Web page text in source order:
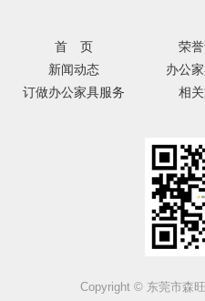
首 页 荣
新闻动态
办公
订做办公家具服务
相
Copyright © 东莞市森